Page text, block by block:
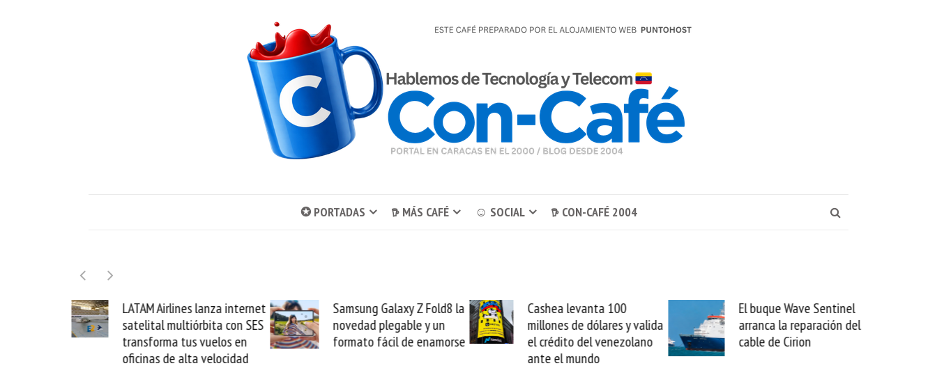
✪ PORTADAS 𖠚 MÁS CAFÉ ☺ SOCIAL 𖠚 CON-CAFÉ 2004
Airlines lanza internet
multiórbita con SES
tus vuelos en
Samsung Galaxy Z Fold8 la
novedad plegable y un
formato fácil de enamorse
Cashea levanta 100
millones de dólares y valida
el crédito del venezolano
El buque Wave Sentinel
arranca la reparación del
cable de Cirion
Uber se lleva PedidosYa y
sabemos todo lo que puede
mejorar tecnológicamente